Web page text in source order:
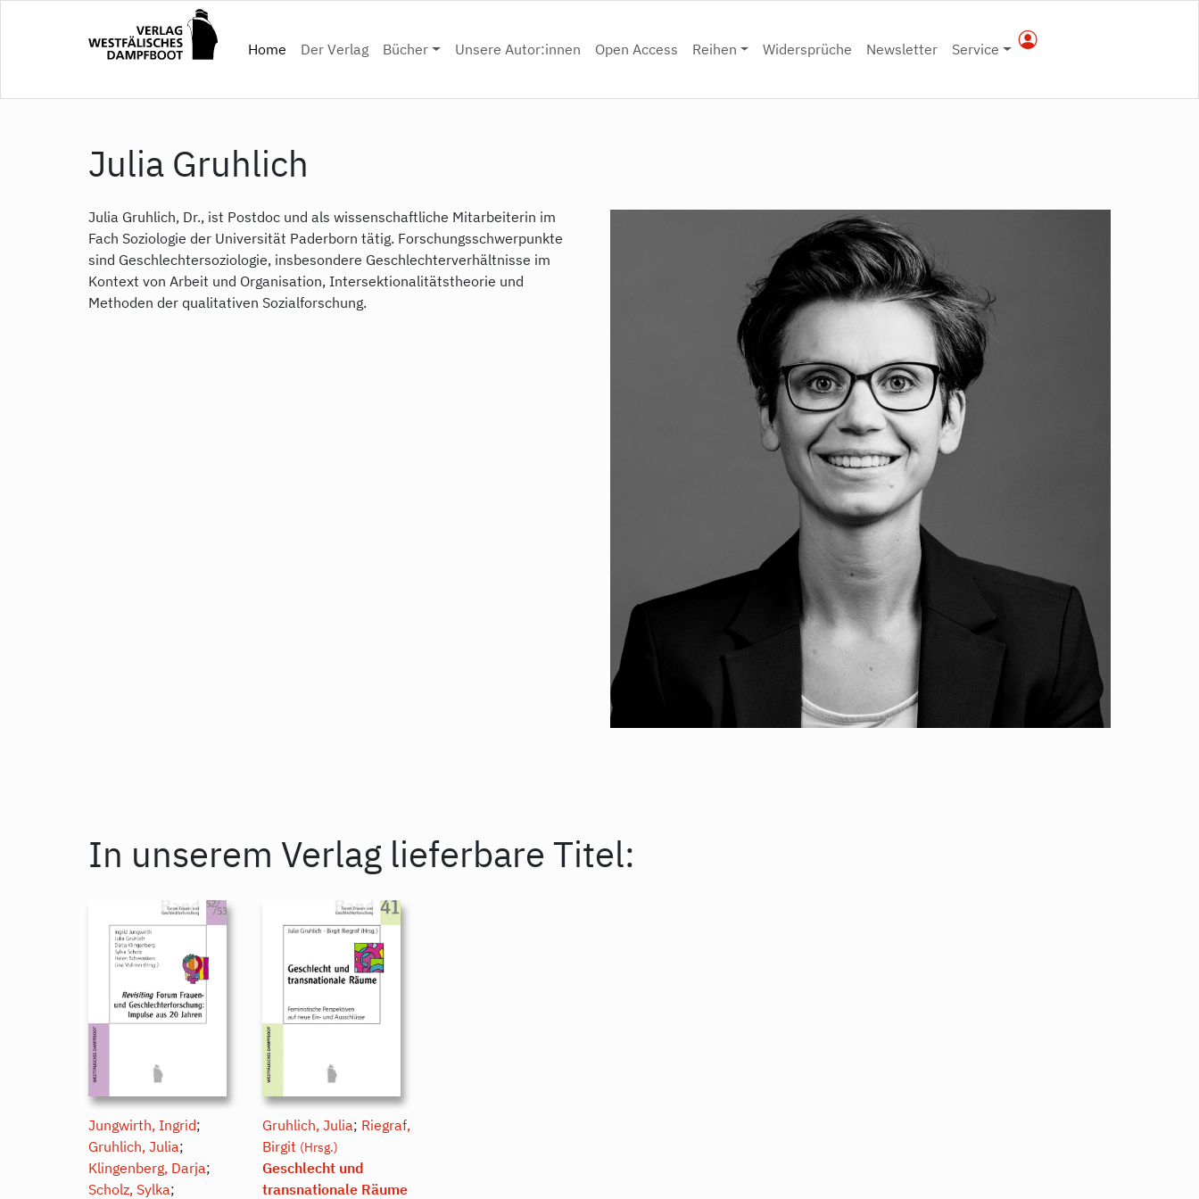
Home(current)
Der Verlag Bücher Unsere Autor:innen Open Access Reihen Widersprüche Newsletter Service
Julia Gruhlich
Julia Gruhlich, Dr., ist Postdoc und als wissenschaftliche Mitarbeiterin im
Fach Soziologie der Universität Paderborn tätig. Forschungsschwerpunkte
sind Geschlechtersoziologie, insbesondere Geschlechterverhältnisse im
Kontext von Arbeit und Organisation, Intersektionalitätstheorie und
Methoden der qualitativen Sozialforschung.
In unserem Verlag lieferbare Titel:
Jungwirth, Ingrid;
Gruhlich, Julia;
Klingenberg, Darja;
Scholz, Sylka;
Gruhlich, Julia; Riegraf,
Birgit (Hrsg.)
Geschlecht und
transnationale Räume